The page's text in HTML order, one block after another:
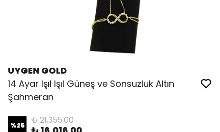
UYGEN GOLD
14 Ayar Işıl Işıl Güneş ve Sonsuzluk Altın
Şahmeran
%25 ₺ 21,355.00